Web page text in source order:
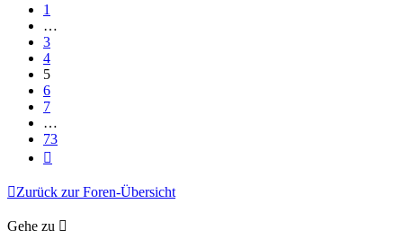
1
…
3
4
5
6
7
…
73
Zurück zur Foren-Übersicht
Gehe zu